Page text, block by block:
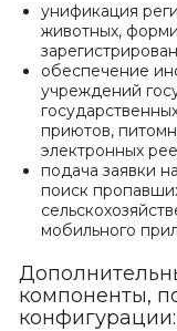
унификация
животных,
обеспечение
учреждений
приютов,
электронных
подача заявки
поиск
мобильного
компоненты,
конфигурации: